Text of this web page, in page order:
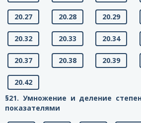
20.27 20.28 20.29
20.32 20.33 20.34
20.37 20.38 20.39
20.42
§21. Умножение и деление
показателями